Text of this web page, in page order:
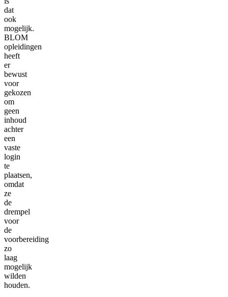
dat
ook
mogelijk.
BLOM
opleidingen
heeft
er
bewust
voor
gekozen
om
geen
inhoud
achter
een
vaste
login
te
plaatsen,
omdat
ze
de
drempel
voor
de
voorbereiding
zo
laag
mogelijk
wilden
houden.